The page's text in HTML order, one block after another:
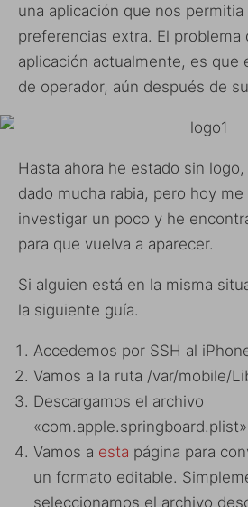
una aplicación que nos
preferencias extra. El problema
aplicación actualmente, es que
de operador, aún después de
Hasta ahora he estado sin
dado mucha rabia, pero hoy
investigar un poco y he
para que vuelva a aparecer.
Si alguien está en la misma
la siguiente guía.
Accedemos por SSH al
Vamos a la ruta /var/mobile/
Descargamos el archivo
«com.apple.springboard.plist»
Vamos a esta página para
un formato editable.
seleccionamos el archivo